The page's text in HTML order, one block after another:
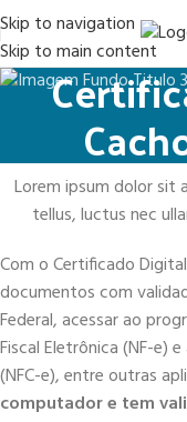
Skip to navigation
Skip to main content
Lorem ipsum dolor sit
tellus, luctus nec
Com o Certificado Digital
documentos com
Federal, acessar ao
Fiscal Eletrônica (NF-e)
(NFC-e), entre outras
computador e tem